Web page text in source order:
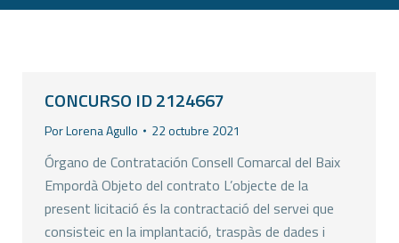
CONCURSO ID 2124667
PorLorena Agullo 22 octubre 2021
Órgano de Contratación Consell Comarcal del Baix
Empordà Objeto del contrato L’objecte de la
present licitació és la contractació del servei que
consisteic en la implantació, traspàs de dades i